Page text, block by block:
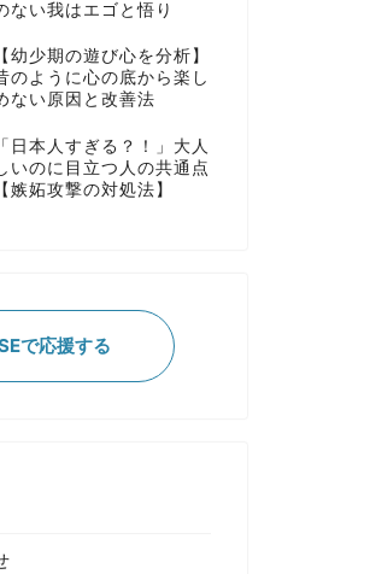
ない我はエゴと悟り
【幼少期の遊び心を分析】
のように心の底から楽し
ない原因と改善法
「日本人すぎる？！」大人
いのに目立つ人の共通点
【嫉妬攻撃の対処法】